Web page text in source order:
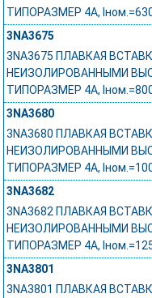
ТИПОРАЗМЕР 4A,
3NA3675
3NA3675 ПЛАВКАЯ
НЕИЗОЛИРОВАННЫМИ
ТИПОРАЗМЕР 4A,
3NA3680
3NA3680 ПЛАВКАЯ
НЕИЗОЛИРОВАННЫМИ
ТИПОРАЗМЕР 4A,
3NA3682
3NA3682 ПЛАВКАЯ
НЕИЗОЛИРОВАННЫМИ
ТИПОРАЗМЕР 4A,
3NA3801
3NA3801 ПЛАВКАЯ